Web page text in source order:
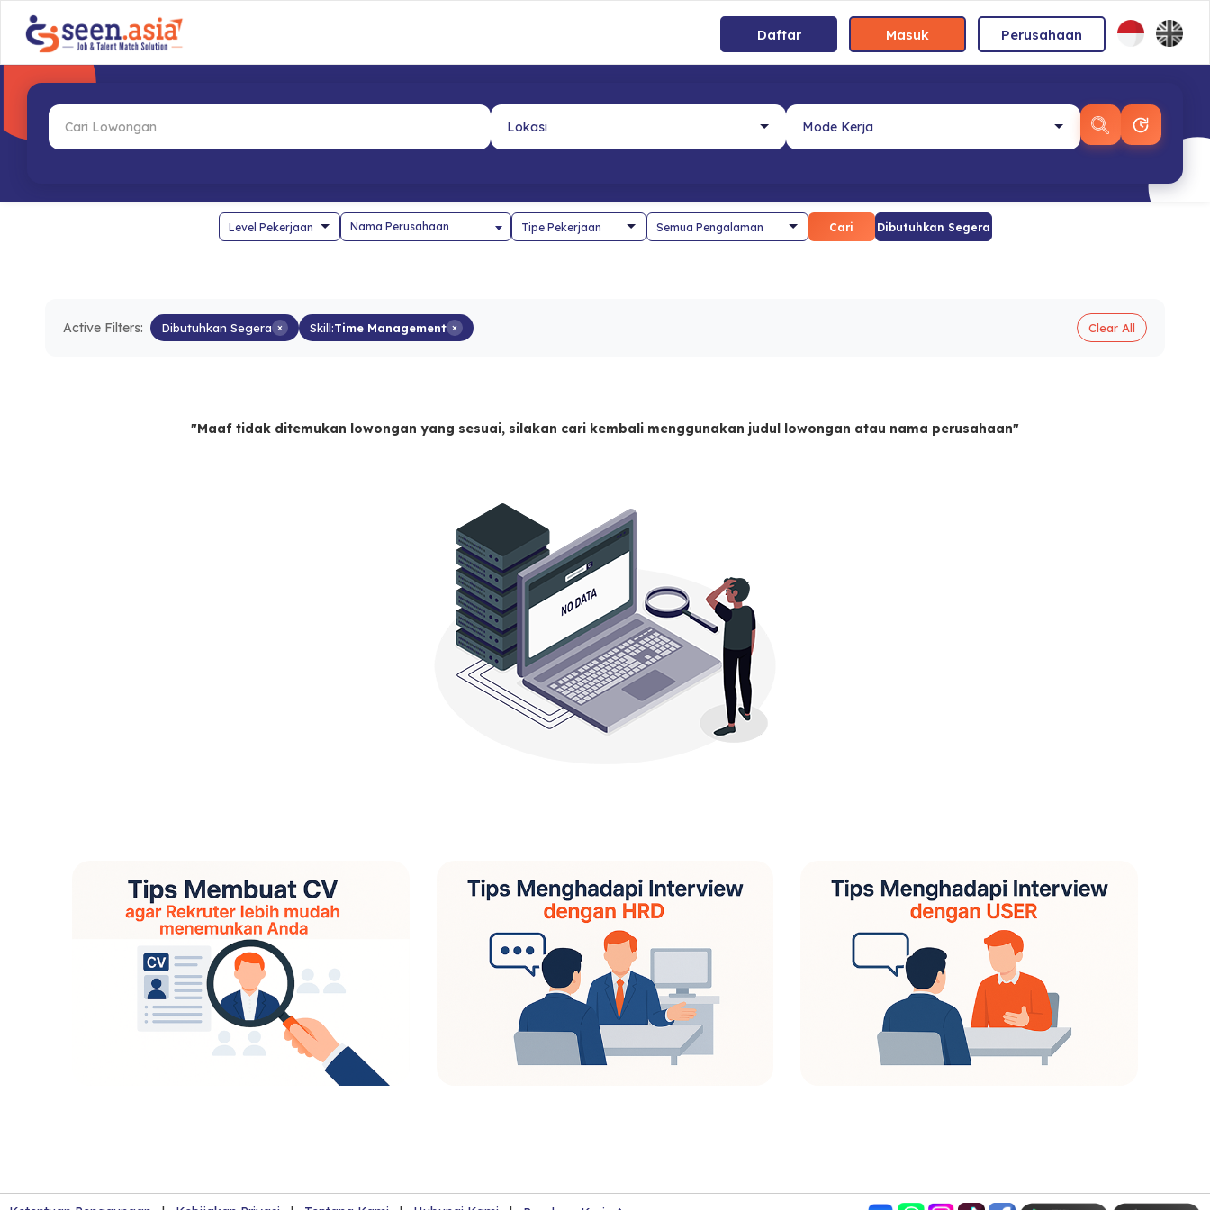
Daftar Masuk Perusahaan
Nama Perusahaan Cari Dibutuhkan Segera
Active Filters: Dibutuhkan Segera × Skill:Time Management × Clear All
"Maaf tidak ditemukan lowongan yang sesuai, silakan cari kembali menggunakan judul lowongan atau nama perusahaan"